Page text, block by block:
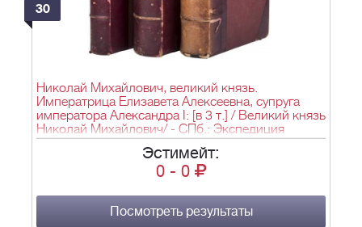
30
Николай Михайлович, великий князь.
Императрица Елизавета Алексеевна, супруга
императора Александра I: [в 3 т.] / Великий князь
Николай Михайлович/ - СПб.: Экспедиция
заготовления гос. бумаг, 1908-1909.
Эстимейт:
0 - 0
Посмотреть результаты